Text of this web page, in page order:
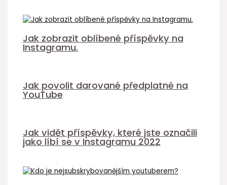
Jak zobrazit oblíbené příspěvky na
Instagramu.
Jak povolit darované předplatné na
YouTube
Jak vidět příspěvky, které jste označili
jako líbí se v Instagramu 2022